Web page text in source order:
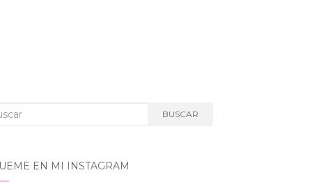
BUSCAR
EN MI INSTAGRAM